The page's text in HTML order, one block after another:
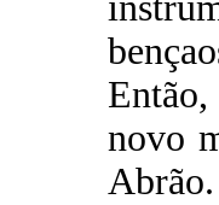
novo
Abrão.